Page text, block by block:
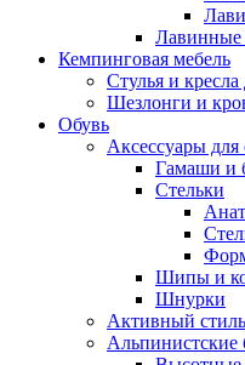
Кемпинговая мебель
Стулья и
Шезлонги и
Обувь
Аксессуары для
Гамаши и
Стельки
Шипы и
Шнурки
Активный стиль
Альпинистские